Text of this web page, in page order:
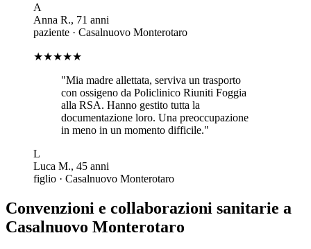
A
Anna R., 71 anni
paziente · Casalnuovo Monterotaro
★★★★★
"Mia madre allettata, serviva un trasporto
con ossigeno da Policlinico Riuniti Foggia
alla RSA. Hanno gestito tutta la
documentazione loro. Una preoccupazione
in meno in un momento difficile."
L
Luca M., 45 anni
figlio · Casalnuovo Monterotaro
Convenzioni e collaborazioni sanitarie a
Casalnuovo Monterotaro